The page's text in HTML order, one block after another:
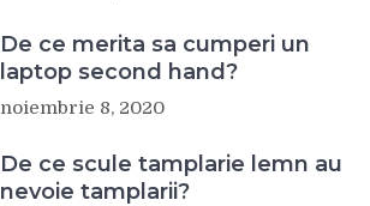
De ce merita sa cumperi un
laptop second hand?
noiembrie 8, 2020
De ce scule tamplarie lemn au
nevoie tamplarii?